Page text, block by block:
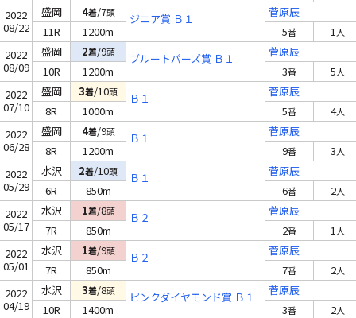
2022
08/22
盛岡 4着/7頭 ジニア賞 Ｂ１
菅原辰
11R
1200m 5番 1人
2022
08/09
盛岡 2着/9頭 ブルートパーズ賞 Ｂ１
菅原辰
10R
1200m 3番 5人
2022
07/10
盛岡 3着/10頭 Ｂ１
菅原辰
8R
1000m 5番 4人
2022
06/28
盛岡 4着/9頭 Ｂ１
菅原辰
8R
1200m 9番 3人
2022
05/29
水沢 2着/10頭 Ｂ１
菅原辰
6R
850m 6番 2人
2022
05/17
水沢 1着/8頭 Ｂ２
菅原辰
7R
850m 2番 1人
2022
05/01
水沢 1着/9頭 Ｂ２
菅原辰
7R
850m 7番 2人
2022
04/19
水沢 3着/8頭 ピンクダイヤモンド賞 Ｂ１
菅原辰
10R
1400m 3番 2人